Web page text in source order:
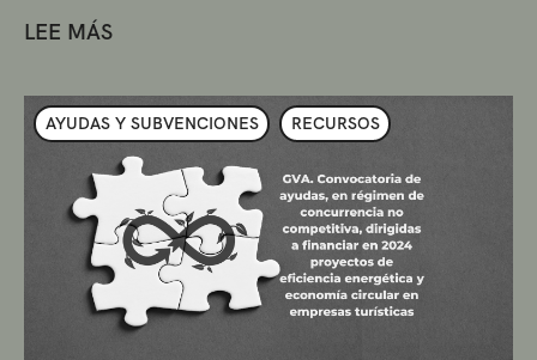
LEE MÁS
AYUDAS Y SUBVENCIONES RECURSOS